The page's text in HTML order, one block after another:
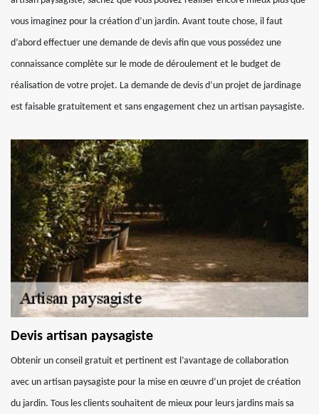
vous imaginez pour la création d’un jardin. Avant toute chose, il faut
d’abord effectuer une demande de devis afin que vous possédez une
connaissance complète sur le mode de déroulement et le budget de
réalisation de votre projet. La demande de devis d’un projet de jardinage
est faisable gratuitement et sans engagement chez un artisan paysagiste.
Devis artisan paysagiste
Obtenir un conseil gratuit et pertinent est l’avantage de collaboration
avec un artisan paysagiste pour la mise en œuvre d’un projet de création
du jardin. Tous les clients souhaitent de mieux pour leurs jardins mais sa